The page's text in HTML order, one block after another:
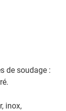
de soudage :
inox,